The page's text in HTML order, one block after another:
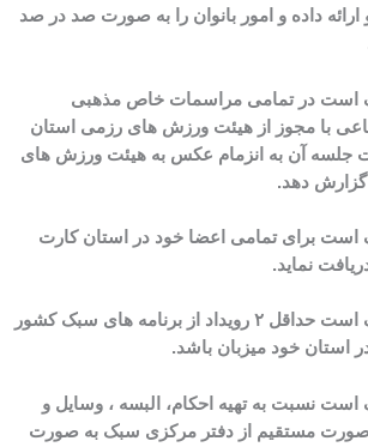
ارائه داده و امور بانوان را به صورت صد در صد
است در تمامی مراسمات خاص مذهبی
با مجوز از هیئت ورزش های رزمی استان
آن به انزمام عکس به هیئت ورزش های
دهد.
است برای تمامی اعضا خود در استان کارت
نماید.
13. هر نماینده موظف است حداقل ۲ رویداد از برنامه های سبک کشور
استان خود میزبان باشد.
است نسبت به تهیه احکام، البسه ، وسایل و
مستقیم از دفتر مرکزی سبک به صورت